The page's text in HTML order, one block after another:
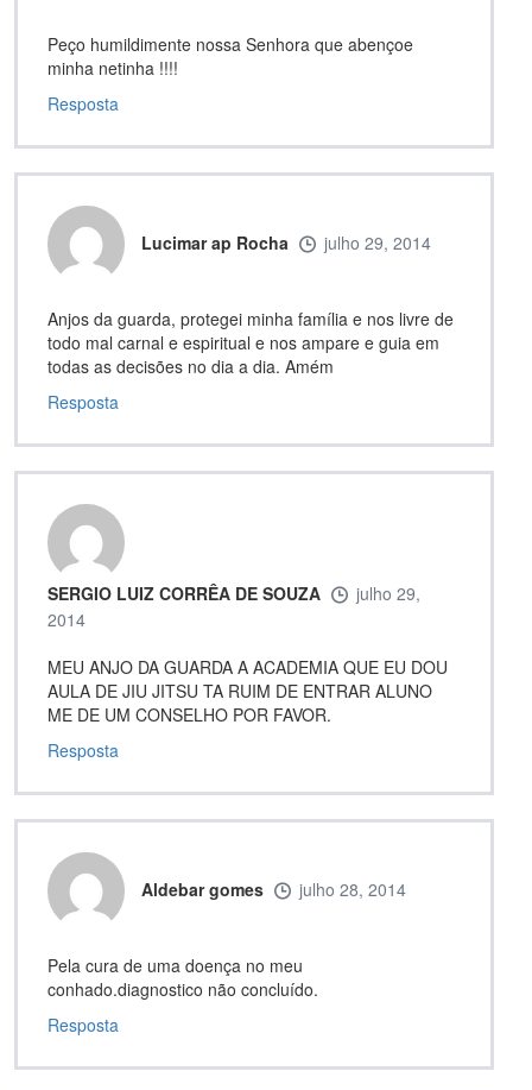
Peço humildimente nossa Senhora que abençoe
minha netinha !!!!
Resposta
Lucimar ap Rocha julho 29, 2014
Anjos da guarda, protegei minha família e nos livre de
todo mal carnal e espiritual e nos ampare e guia em
todas as decisões no dia a dia. Amém
Resposta
SERGIO LUIZ CORRÊA DE SOUZA
julho 29,
2014
MEU ANJO DA GUARDA A ACADEMIA QUE EU DOU
AULA DE JIU JITSU TA RUIM DE ENTRAR ALUNO
ME DE UM CONSELHO POR FAVOR.
Resposta
Aldebar gomes julho 28, 2014
Pela cura de uma doença no meu
conhado.diagnostico não concluído.
Resposta